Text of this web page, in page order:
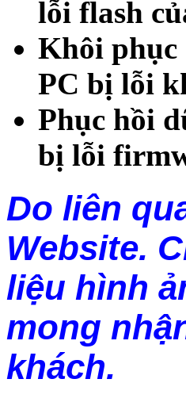
lỗi flash
Khôi phục
PC bị lỗi
Phục hồi
bị lỗi
Do liên
Website.
liệu hình
mong
khách.